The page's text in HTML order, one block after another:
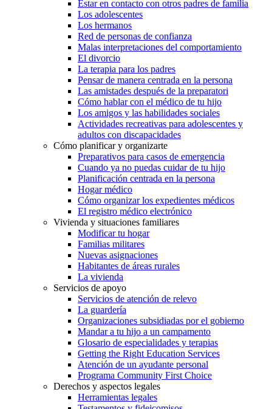
Estar en contacto con otros padres de familia
Los adolescentes
Los hermanos
Red de personas de confianza
Malas interpretaciones del comportamiento
El divorcio
La terapia para los padres
Pensar de manera centrada en la persona
Las amistades después de la preparatori
Cómo hablar con el médico de tu hijo
Los amigos y las habilidades sociales
Actividades recreativas para adolescentes y
adultos con discapacidades
Cómo planificar y organizarte
Preparativos para casos de emergencia
Cuando ya no puedas cuidar de tu hijo
Planificación centrada en la persona
Hogar médico
Cómo organizar los expedientes médicos
El registro médico electrónico
Vivienda y situaciones familiares
Modificar tu hogar
Familias militares
Nuevas asignaciones
Habitantes de áreas rurales
La vivienda
Servicios de apoyo
Servicios de atención de relevo
La guardería
Organizaciones subsidiadas por el gobierno
Mandar a tu hijo a un campamento
Glosario de especialidades y terapias
Getting the Right Education Services
Atención de un ayudante personal
Programa Community First Choice
Derechos y aspectos legales
Herramientas legales